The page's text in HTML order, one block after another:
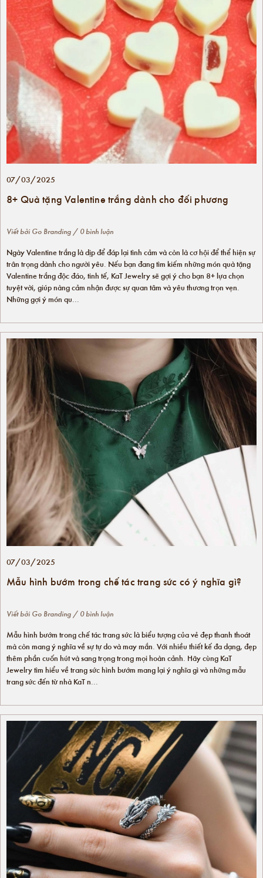
07/03/2025
8+ Quà tặng Valentine trắng dành cho đối phương
Viết bởi Go Branding / 0 bình luận
Ngày Valentine trắng là dịp để đáp lại tình cảm và còn là cơ hội để thể hiện sự
trân trọng dành cho người yêu. Nếu bạn đang tìm kiếm những món quà tặng
Valentine trắng độc đáo, tinh tế, KaT Jewelry sẽ gợi ý cho bạn 8+ lựa chọn
tuyệt vời, giúp nàng cảm nhận được sự quan tâm và yêu thương trọn vẹn.
Những gợi ý món qu...
07/03/2025
Mẫu hình bướm trong chế tác trang sức có ý nghĩa gì?
Viết bởi Go Branding / 0 bình luận
Mẫu hình bướm trong chế tác trang sức là biểu tượng của vẻ đẹp thanh thoát
mà còn mang ý nghĩa về sự tự do và may mắn. Với nhiều thiết kế đa dạng, đẹp
thêm phần cuốn hút và sang trọng trong mọi hoàn cảnh. Hãy cùng KaT
Jewelry tìm hiểu về trang sức hình bướm mang lại ý nghĩa gì và những mẫu
trang sức đến từ nhà KaT n...